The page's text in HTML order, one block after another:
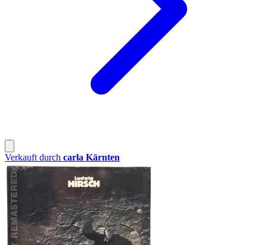
Verkauft durch carla Kärnten